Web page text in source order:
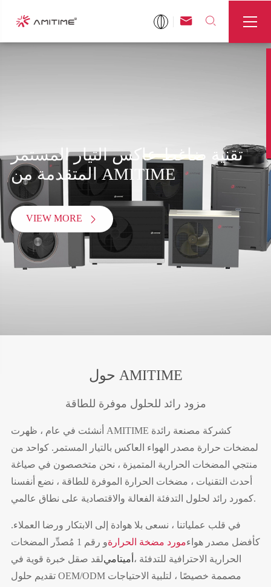
 

تقنية ضاغط عاكس التيار المستمر
المتقدمة من AMITIME
VIEW MORE 
حول AMITIME
مزود رائد للحلول موفرة للطاقة
أنشئت في عام ، ظهرت AMITIME كشركة مصنعة رائدة
لمضخات حرارة مصدر الهواء العاكس بالتيار المستمر. كواحد من
منتجي المضخات الحرارية المتميزة ، نحن متخصصون في صياغة
أحدث التقنيات ، مضخات الحرارة الموفرة للطاقة ، نضع أنفسنا
كمورد رائد لحلول التدفئة الفعالة والاقتصادية على نطاق عالمي.
في قلب عملياتنا ، نسعى بلا هوادة إلى الابتكار ورضا العملاء.
كأفضل مصدر هواءمورد مضخة الحرارة
و رقم 1 مُصدِّر المضخات
الحرارية الاحترافية للتدفئة ، أميتاميلقد صقل خبرة قوية في
تقديم حلول OEM/ODM مصممة خصيصًا ، لتلبية الاحتياجات